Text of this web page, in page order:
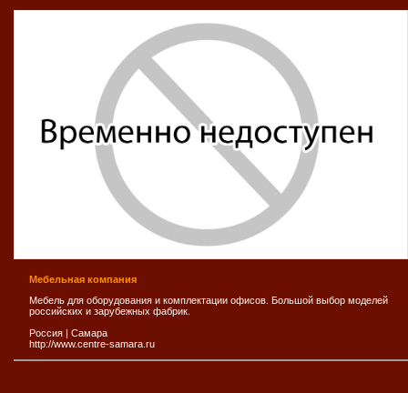
Мебельная компания
Мебель для оборудования и комплектации офисов. Большой выбор моделей
российских и зарубежных фабрик.
Россия
Самара
http://www.centre-samara.ru